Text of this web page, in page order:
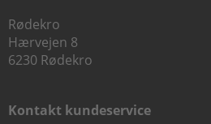
Rødekro
Hærvejen 8
6230 Rødekro
Kontakt kundeservice